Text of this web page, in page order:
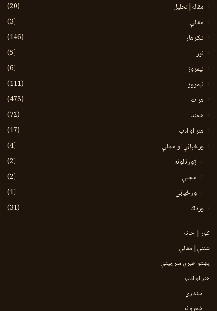
مقاله|تحلیل
(20)
مقالې
(3)
ننګرهار
(146)
نور
(5)
نيمروز
(6)
نیمروز
(111)
هرات
(473)
هلمند
(72)
هنر او ادب
(17)
ورځپاڼې او مجلې
(4)
ژورنالونه
(2)
مجلې
(2)
ورځپاڼې
(1)
وردګ
(31)
کور | خانه
شننې|مقالې
پښتو خبري سرچينې
هنر او ادب
سندرې
شعرونه